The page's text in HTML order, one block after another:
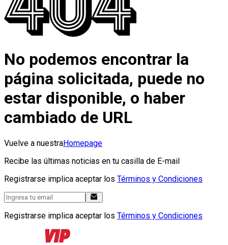
No podemos encontrar la
página solicitada, puede no
estar disponible, o haber
cambiado de URL
Vuelve a nuestraHomepage
Recibe las últimas noticias en tu casilla de E-mail
Registrarse implica aceptar los Términos y Condiciones
Registrarse implica aceptar los Términos y Condiciones